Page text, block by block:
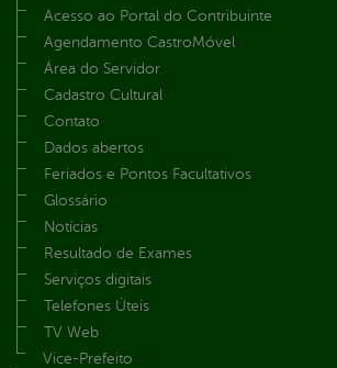
Acesso ao Portal do Contribuinte
Agendamento CastroMóvel
Área do Servidor
Cadastro Cultural
Contato
Dados abertos
Feriados e Pontos Facultativos
Glossário
Notícias
Resultado de Exames
Serviços digitais
Telefones Úteis
TV Web
Vice-Prefeito